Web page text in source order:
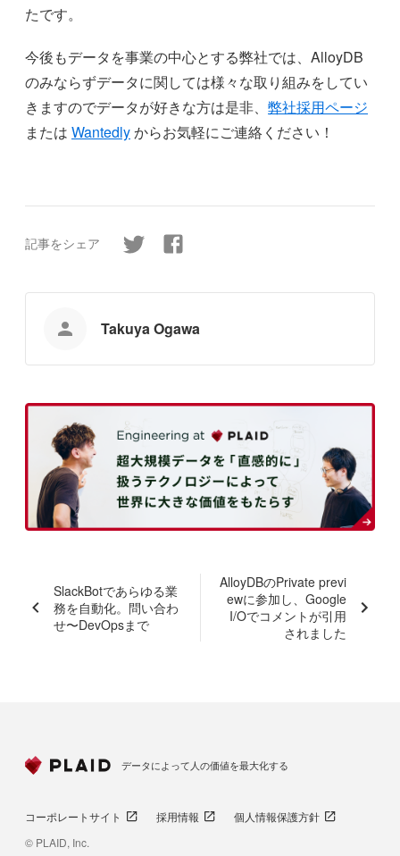
たです。
今後もデータを事業の中心とする弊社では、AlloyDB
のみならずデータに関しては様々な取り組みをしてい
きますのでデータが好きな方は是非、 弊社採用ページ
または Wantedlyからお気軽にご連絡ください！
記事をシェア
Takuya Ogawa
SlackBotであらゆる業
務を自動化。問い合わ
せ〜DevOpsまで
AlloyDBのPrivate previ
ewに参加し、Google
I/Oでコメントが引用
されました
データによって人の価値を最大化する
コーポレートサイト 採用情報
個人情報保護方針
© PLAID, Inc.